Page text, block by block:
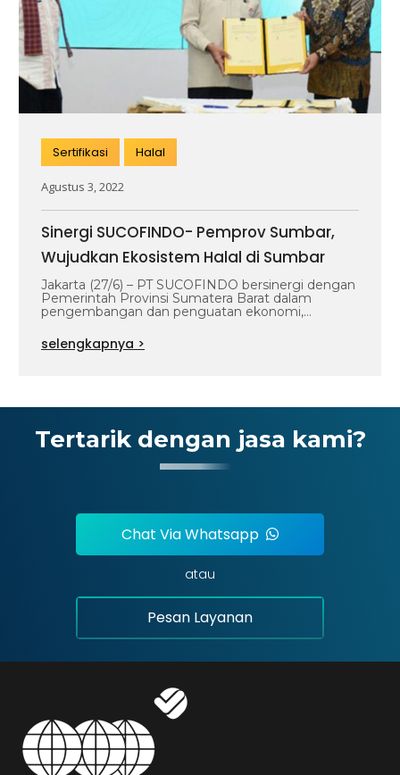
Sertifikasi Halal
Agustus 3, 2022
Sinergi SUCOFINDO- Pemprov Sumbar,
Wujudkan Ekosistem Halal di Sumbar
Jakarta (27/6) – PT SUCOFINDO bersinergi dengan
Pemerintah Provinsi Sumatera Barat dalam
pengembangan dan penguatan ekonomi,
selengkapnya >
Tertarik dengan jasa kami?
Chat Via Whatsapp
atau
Pesan Layanan